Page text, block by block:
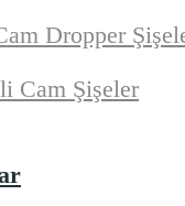
Dropper
Cam Şişeler